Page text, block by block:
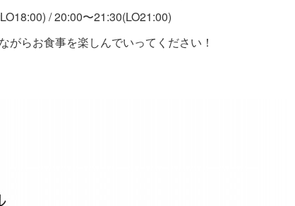
/ 20:00〜21:30(LO21:00)
らお食事を楽しんでいってください！